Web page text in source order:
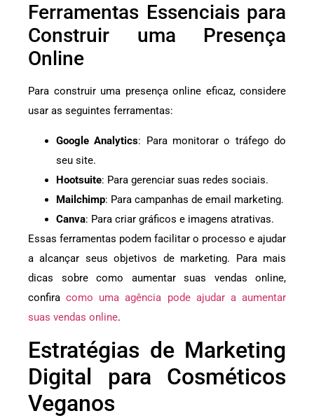
Ferramentas Essenciais para
Construir uma Presença
Online
Para construir uma presença online eficaz, considere
usar as seguintes ferramentas:
Google Analytics: Para monitorar o tráfego do
seu site.
Hootsuite: Para gerenciar suas redes sociais.
Mailchimp: Para campanhas de email marketing.
Canva: Para criar gráficos e imagens atrativas.
Essas ferramentas podem facilitar o processo e ajudar
a alcançar seus objetivos de marketing. Para mais
dicas sobre como aumentar suas vendas online,
confiracomo uma agência pode ajudar a aumentar
suas vendas online.
Estratégias de Marketing
Digital para Cosméticos
Veganos